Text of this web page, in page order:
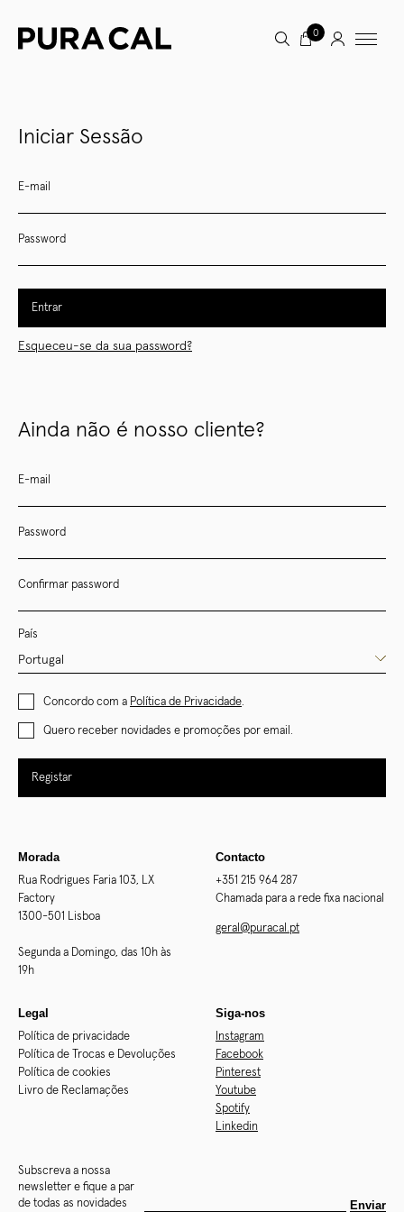
0
Iniciar Sessão
E-mail
Password
Entrar
Esqueceu-se da sua password?
Ainda não é nosso cliente?
E-mail
Password
Confirmar password
País
Concordo com a Política de Privacidade.
Quero receber novidades e promoções por email.
Registar
Morada
Rua Rodrigues Faria 103, LX
Factory
1300-501 Lisboa
Segunda a Domingo, das 10h às
19h
Contacto
+351 215 964 287
Chamada para a rede fixa nacional
geral@puracal.pt
Legal
Política de privacidade
Política de Trocas e Devoluções
Política de cookies
Livro de Reclamações
Siga-nos
Instagram
Facebook
Pinterest
Youtube
Spotify
Linkedin
Subscreva a nossa
newsletter e fique a par
de todas as novidades
Enviar